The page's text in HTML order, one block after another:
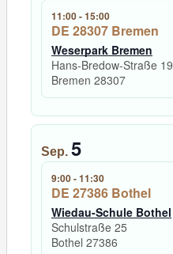
11:00-15:00
DE 28307 Bremen
Weserpark Bremen
Hans-Bredow-Straße 19
Bremen 28307
Sep. 5
9:00-11:30
DE 27386 Bothel
Wiedau-Schule Bothel
Schulstraße 25
Bothel 27386